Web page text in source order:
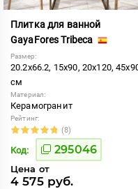
Плитка для ванной
GayaFores Tribeca
Размер:
20.2x66.2, 15x90, 20x120,
см
Материал:
Керамогранит
Рейтинг:
(8)
Код: 295046
Цена от
4 575 руб.